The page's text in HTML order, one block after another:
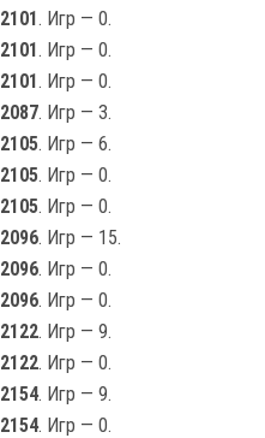
2101. Игр — 0.
2101. Игр — 0.
2101. Игр — 0.
2087. Игр — 3.
2105. Игр — 6.
2105. Игр — 0.
2105. Игр — 0.
2096. Игр — 15.
2096. Игр — 0.
2096. Игр — 0.
2122. Игр — 9.
2122. Игр — 0.
2154. Игр — 9.
2154. Игр — 0.